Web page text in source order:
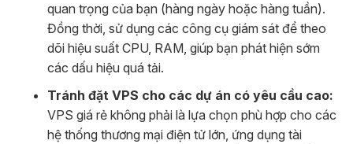
quan trọng của bạn (hàng ngày hoặc hàng tuần).
Đồng thời, sử dụng các công cụ giám sát để theo
dõi hiệu suất CPU, RAM, giúp bạn phát hiện sớm
các dấu hiệu quá tải.
Tránh đặt VPS cho các dự án có yêu cầu cao:
VPS giá rẻ không phải là lựa chọn phù hợp cho các
hệ thống thương mại điện tử lớn, ứng dụng tài